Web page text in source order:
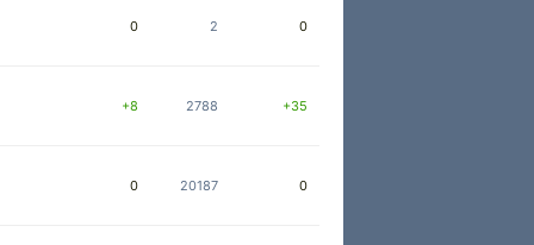
0 2 0
+8 2788 +35
0 20187 0